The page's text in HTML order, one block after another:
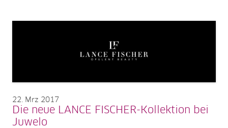
22 Mrz 2017
Die neue LANCE FISCHER-Kollektion bei
Juwelo